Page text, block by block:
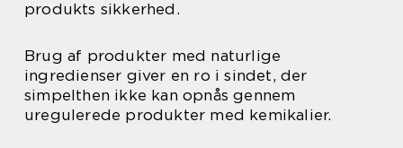
produkts sikkerhed.
Brug af produkter med naturlige
ingredienser giver en ro i sindet, der
simpelthen ikke kan opnås gennem
uregulerede produkter med kemikalier.